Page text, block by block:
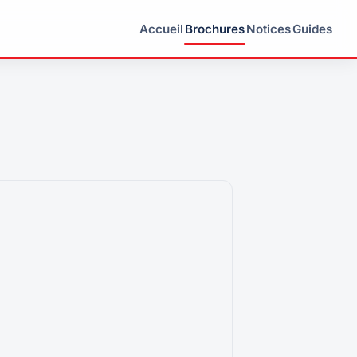
Accueil BrochuresNoticesGuides